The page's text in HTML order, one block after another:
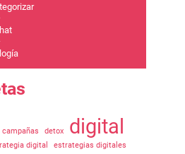
campañas detox digital
digital
estrategias digitales